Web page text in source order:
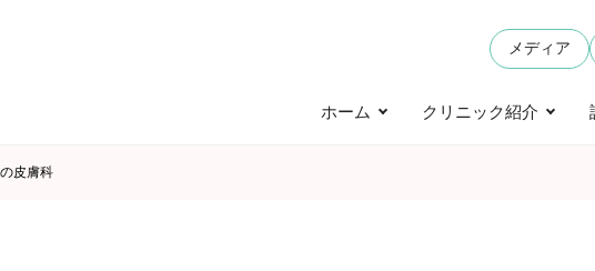
メディア
ホーム クリニック紹介
皮膚科